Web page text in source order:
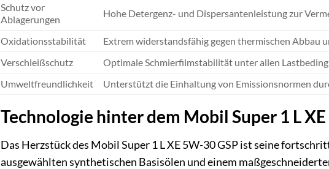
Schutz vor
Ablagerungen
Hohe Detergenz- und Dispersantenleistung zur
Oxidationsstabilität
Extrem widerstandsfähig gegen thermischen Abbau
Verschleißschutz
Optimale Schmierfilmstabilität unter allen
Umweltfreundlichkeit
Unterstützt die Einhaltung von Emissionsnormen
Technologie hinter dem Mobil Super 1 L
Das Herzstück des Mobil Super 1 L XE 5W-30 GSP ist seine
ausgewählten synthetischen Basisölen und einem